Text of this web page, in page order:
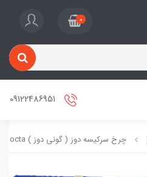
0
چرخ سرکیسه دوز ( گونی دوز ) octa مدل GK26_1A